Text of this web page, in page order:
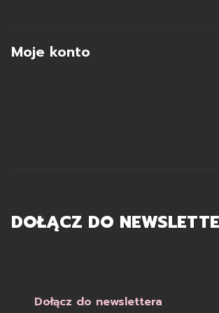
Moje konto
DOŁĄCZ DO
Dołącz do newslettera